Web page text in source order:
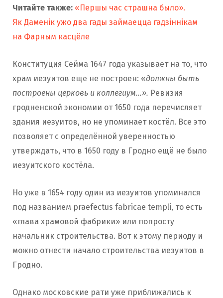
Читайте также: «Першы час страшна было».
Як Даменік ужо два гады займаецца гадзіннікам
на Фарным касцёле
Конституция Сейма 1647 года указывает на то, что
храм иезуитов еще не построен: «должны быть
построены церковь и коллегиум…». Ревизия
гродненской экономии от 1650 года перечисляет
здания иезуитов, но не упоминает костёл. Все это
позволяет с определённой уверенностью
утверждать, что в 1650 году в Гродно ещё не было
иезуитского костёла.
Но уже в 1654 году один из иезуитов упоминался
под названием praefectus fabricae templi, то есть
«глава храмовой фабрики» или попросту
начальник строительства. Вот к этому периоду и
можно отнести начало строительства иезуитов в
Гродно.
Однако московские рати уже приближались к